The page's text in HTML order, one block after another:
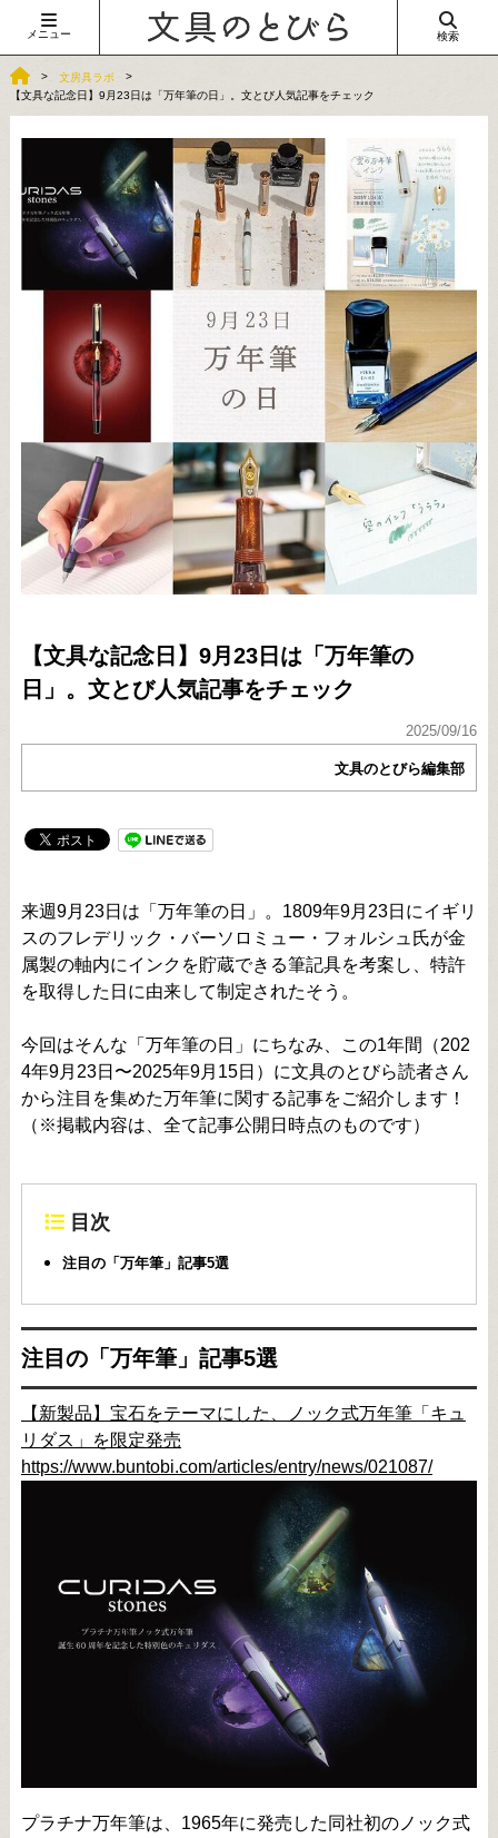
メニュー 検索
文房具ラボ
【文具な記念日】9月23日は「万年筆の日」。文とび人気記事をチェック
【文具な記念日】9月23日は「万年筆の
日」。文とび人気記事をチェック
2025/09/16
文具のとびら編集部
来週9月23日は「万年筆の日」。1809年9月23日にイギリ
スのフレデリック・バーソロミュー・フォルシュ氏が金
属製の軸内にインクを貯蔵できる筆記具を考案し、特許
を取得した日に由来して制定されたそう。
今回はそんな「万年筆の日」にちなみ、この1年間（202
4年9月23日〜2025年9月15日）に文具のとびら読者さん
から注目を集めた万年筆に関する記事をご紹介します！
（※掲載内容は、全て記事公開日時点のものです）
目次
注目の「万年筆」記事5選
注目の「万年筆」記事5選
【新製品】宝石をテーマにした、ノック式万年筆「キュ
リダス」を限定発売
https://www.buntobi.com/articles/entry/news/021087/
プラチナ万年筆は、1965年に発売した同社初のノック式